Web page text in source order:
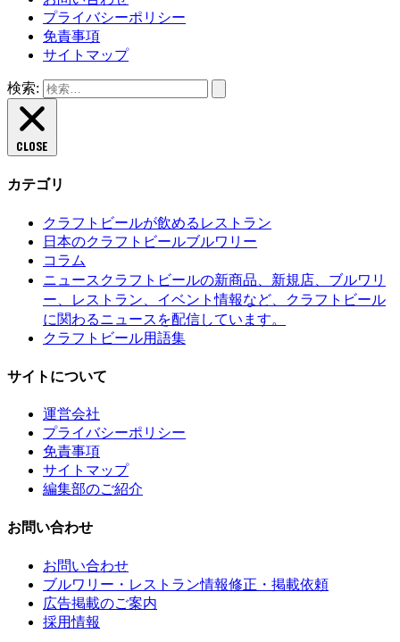
プライバシーポリシー
免責事項
サイトマップ
検索:
CLOSE
カテゴリ
クラフトビールが飲めるレストラン
日本のクラフトビールブルワリー
コラム
ニュース クラフトビールの新商品、新規店、ブルワリ
ー、レストラン、イベント情報など、クラフトビール
に関わるニュースを配信しています。
クラフトビール用語集
サイトについて
運営会社
プライバシーポリシー
免責事項
サイトマップ
編集部のご紹介
お問い合わせ
お問い合わせ
ブルワリー・レストラン情報修正・掲載依頼
広告掲載のご案内
採用情報